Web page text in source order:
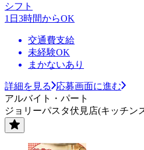
シフト
1日3時間からOK
交通費支給
未経験OK
まかないあり
詳細を見る
応募画面に進む
アルバイト・パート
ジョリーパスタ伏見店(キッチン